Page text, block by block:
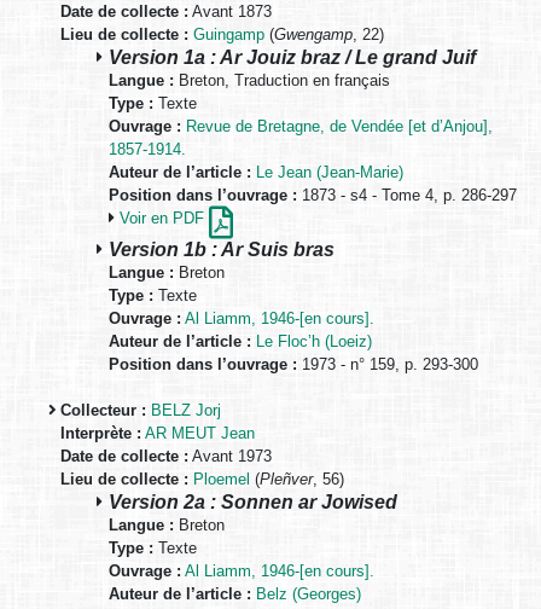
Date de collecte : Avant 1873
Lieu de collecte : Guingamp (Gwengamp , 22)
Version 1a : Ar Jouiz braz / Le grand Juif
Langue : Breton, Traduction en français
Type : Texte
Ouvrage : Revue de Bretagne, de Vendée [et d’Anjou],
1857-1914.
Auteur de l’article : Le Jean (Jean-Marie)
Position dans l’ouvrage : 1873 - s4 - Tome 4, p. 286-297
Voir en PDF
Version 1b : Ar Suis bras
Langue : Breton
Type : Texte
Ouvrage : Al Liamm, 1946-[en cours].
Auteur de l’article : Le Floc’h (Loeiz)
Position dans l’ouvrage : 1973 - n° 159, p. 293-300
Collecteur : BELZ Jorj
Interprète : AR MEUT Jean
Date de collecte : Avant 1973
Lieu de collecte : Ploemel (Pleñver, 56)
Version 2a : Sonnen ar Jowised
Langue : Breton
Type : Texte
Ouvrage : Al Liamm, 1946-[en cours].
Auteur de l’article : Belz (Georges)